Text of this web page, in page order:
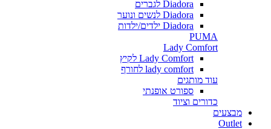
Diadora לגברים
Diadora לנשים ונוער
Diadora ילדים/ילדות
PUMA
Lady Comfort
Lady Comfort לקיץ
lady comfort לחורף
עוד מותגים
ספורט אופנתי
כדורים וציוד
מבצעים
Outlet